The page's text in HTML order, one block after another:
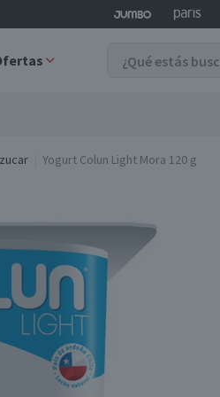
Yogurt Colun Light Mora 120 g